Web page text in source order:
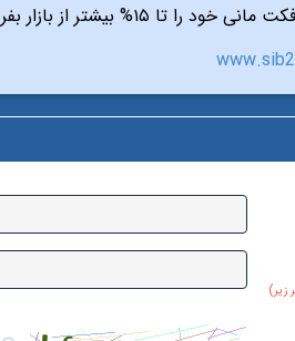
را تا ۱۵% بیشتر از بازار بفروشید.
زیر)